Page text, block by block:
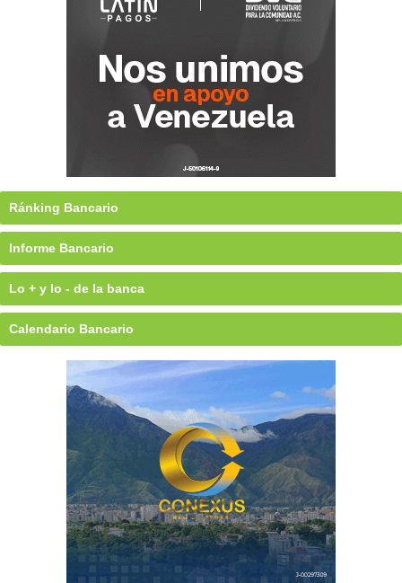
Ránking Bancario
Informe Bancario
Lo + y lo - de la banca
Calendario Bancario